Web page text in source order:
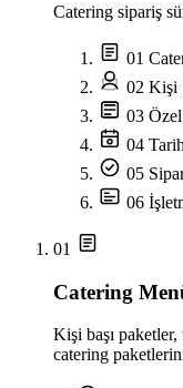
Catering sipariş
01
02 Kişi
03
04
05
06
01
Catering
Kişi başı
catering